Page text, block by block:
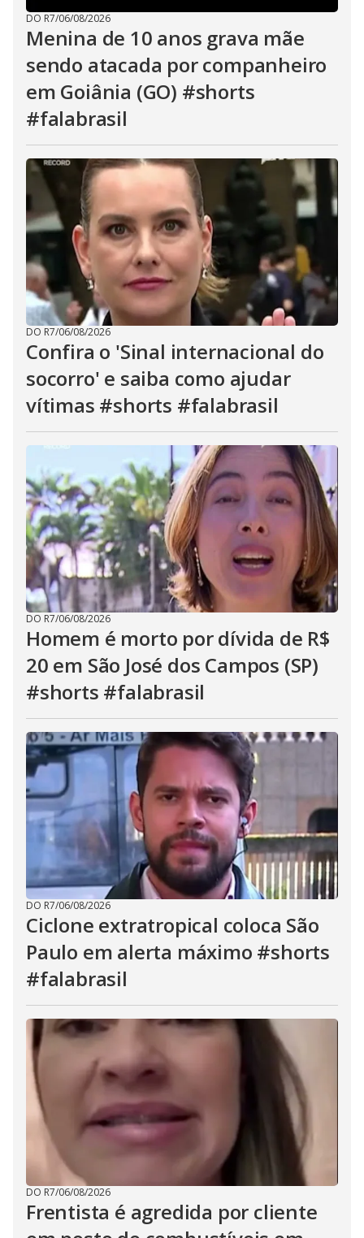
DO R7/06/08/2026
Menina de 10 anos grava mãe
sendo atacada por companheiro
em Goiânia (GO) #shorts
#falabrasil
DO R7/06/08/2026
Confira o 'Sinal internacional do
socorro' e saiba como ajudar
vítimas #shorts #falabrasil
DO R7/06/08/2026
Homem é morto por dívida de R$
20 em São José dos Campos (SP)
#shorts #falabrasil
DO R7/06/08/2026
Ciclone extratropical coloca São
Paulo em alerta máximo #shorts
#falabrasil
DO R7/06/08/2026
Frentista é agredida por cliente